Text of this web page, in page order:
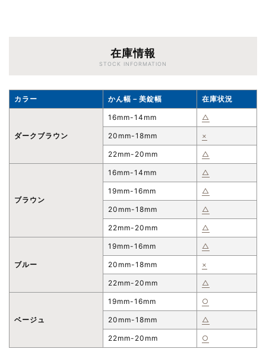
在庫情報
STOCK INFORMATION
カラー かん幅－美錠幅 在庫状況
ダークブラウン
16mm-14mm △
20mm-18mm ×
22mm-20mm △
ブラウン
16mm-14mm △
19mm-16mm △
20mm-18mm △
22mm-20mm △
ブルー
19mm-16mm △
20mm-18mm ×
22mm-20mm △
ベージュ
19mm-16mm ○
20mm-18mm △
22mm-20mm ○